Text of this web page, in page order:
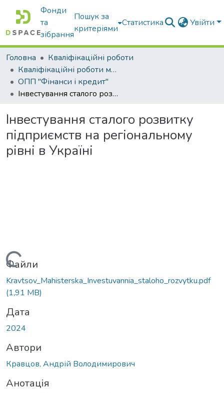
Фонди
та
зібрання
Пошук за
критеріями
Статистика Увійти
Головна
Кваліфікаційні роботи
Кваліфікаційні роботи магістрів
ОПП "Фінанси і кредит"
Інвестування сталого розвитку підприємств на регіональному рівні в Україні
Інвестування сталого розвитку
підприємств на регіональному
рівні в Україні
Файли
Kravtsov_Mahisterska_Investuvannia_staloho_rozvytku.pdf
(1,91 MB)
Дата
2024
Автори
Кравцов, Андрій Володимирович
Анотація